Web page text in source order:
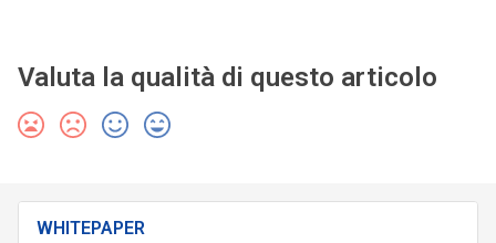
Valuta la qualità di questo articolo
WHITEPAPER